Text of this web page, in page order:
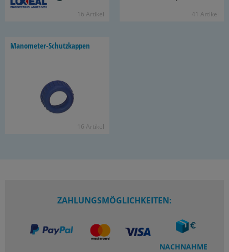
16 Ar­ti­kel 41 Ar­ti­kel
Manometer-​Schutzkappen
16 Ar­ti­kel
ZAHLUNGSMÖGLICHKEITEN:
NACHNAHME